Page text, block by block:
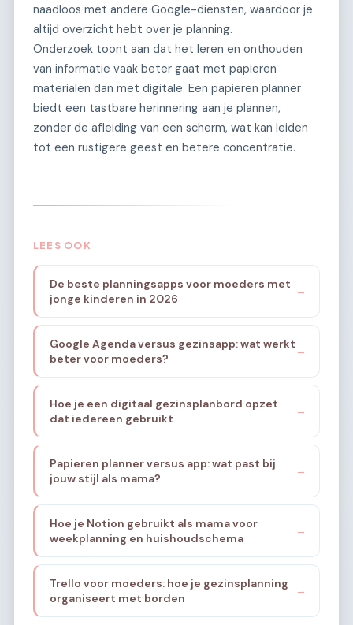
naadloos met andere Google-diensten, waardoor je
altijd overzicht hebt over je planning.
Onderzoek toont aan dat het leren en onthouden
van informatie vaak beter gaat met papieren
materialen dan met digitale. Een papieren planner
biedt een tastbare herinnering aan je plannen,
zonder de afleiding van een scherm, wat kan leiden
tot een rustigere geest en betere concentratie.
LEES OOK
De beste planningsapps voor moeders met
jonge kinderen in 2026
→
Google Agenda versus gezinsapp: wat werkt
beter voor moeders?
→
Hoe je een digitaal gezinsplanbord opzet
dat iedereen gebruikt
→
Papieren planner versus app: wat past bij
jouw stijl als mama?
→
Hoe je Notion gebruikt als mama voor
weekplanning en huishoudschema
→
Trello voor moeders: hoe je gezinsplanning
organiseert met borden
→